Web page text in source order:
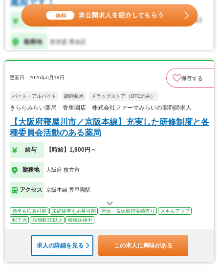
更新日：2026年6月18日 保存する
パート・アルバイト 調剤薬局 ドラッグストア（OTCのみ）
きららみらい薬局 香里園店 株式会社ファーマみらいの薬剤師求人
【大阪府寝屋川市／京阪本線】充実した研修制度と各
種委員会活動のある薬局
給与 【時給】1,800円～
勤務地 大阪府 枚方市
アクセス 京阪本線 香里園駅
新卒も応募可能 未経験者も応募可能 産休・育休取得実績有り
スキルアップ
駅チカ
店舗数30以上 積極採用中
求人の詳細を見る この求人に興味がある